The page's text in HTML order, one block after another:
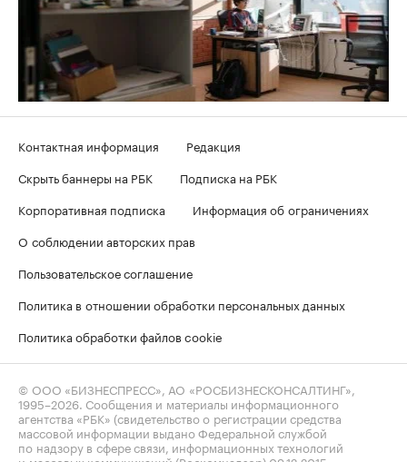
Контактная информация
Редакция
Скрыть баннеры на РБК
Подписка на РБК
Корпоративная подписка
Информация об ограничениях
О соблюдении авторских прав
Пользовательское соглашение
Политика в отношении обработки персональных данных
Политика обработки файлов cookie
© ООО «БИЗНЕСПРЕСС», АО «РОСБИЗНЕСКОНСАЛТИНГ»,
1995–2026 . Сообщения и материалы информационного
агентства «РБК» (свидетельство о регистрации средства
массовой информации выдано Федеральной службой
по надзору в сфере связи, информационных технологий